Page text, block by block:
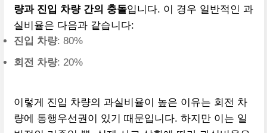
량과 진입 차량 간의 충돌입니다. 이 경우 일반적인 과
실비율은 다음과 같습니다:
진입 차량: 80%
회전 차량: 20%
이렇게 진입 차량의 과실비율이 높은 이유는 회전 차
량에 통행우선권이 있기 때문입니다. 하지만 이는 일